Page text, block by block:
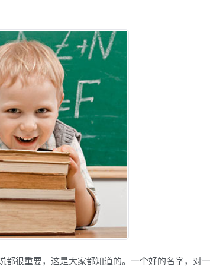
很重要，这是大家都知道的。一个好的名字，对一